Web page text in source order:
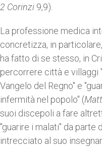
2 Corinzi 9,9).
La professione medica
concretizza, in
ha fatto di se stesso, in
percorrere città e villaggi
Vangelo del Regno" e
infermità nel popolo" (
suoi discepoli a fare
"guarire i malati" da parte
intrecciato al suo